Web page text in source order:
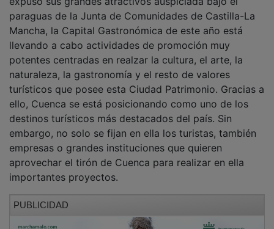
paraguas de la Junta de Comunidades de Castilla-La
Mancha, la Capital Gastronómica de este año está
llevando a cabo actividades de promoción muy
potentes centradas en realzar la cultura, el arte, la
naturaleza, la gastronomía y el resto de valores
turísticos que posee esta Ciudad Patrimonio. Gracias a
ello, Cuenca se está posicionando como uno de los
destinos turísticos más destacados del país. Sin
embargo, no solo se fijan en ella los turistas, también
empresas o grandes instituciones que quieren
aprovechar el tirón de Cuenca para realizar en ella
importantes proyectos.